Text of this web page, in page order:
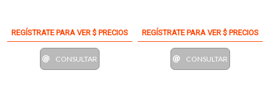
REGÍSTRATE PARA VER $ PRECIOS
CONSULTAR
REGÍSTRATE PARA VER $ PRECIOS
CONSULTAR